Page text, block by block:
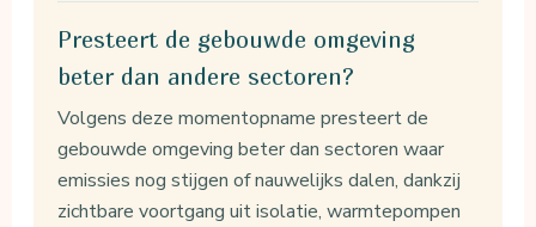
Presteert de gebouwde omgeving
beter dan andere sectoren?
Volgens deze momentopname presteert de
gebouwde omgeving beter dan sectoren waar
emissies nog stijgen of nauwelijks dalen, dankzij
zichtbare voortgang uit isolatie, warmtepompen